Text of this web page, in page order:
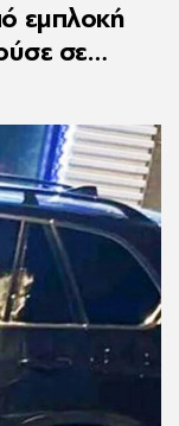
εμπλοκή
σε